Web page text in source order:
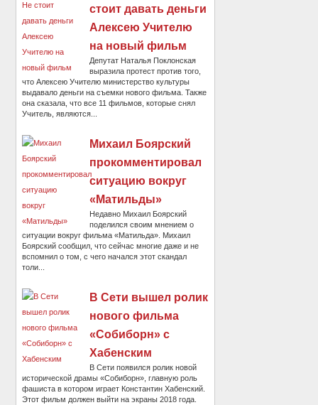
стоит давать деньги
Алексею Учителю
на новый фильм
Депутат Наталья Поклонская
выразила протест против того,
что Алексею Учителю министерство культуры
выдавало деньги на съемки нового фильма. Также
она сказала, что все 11 фильмов, которые снял
Учитель, являются...
Михаил Боярский
прокомментировал
ситуацию вокруг
«Матильды»
Недавно Михаил Боярский
поделился своим мнением о
ситуации вокруг фильма «Матильда». Михаил
Боярский сообщил, что сейчас многие даже и не
вспомнил о том, с чего начался этот скандал
толи...
В Сети вышел ролик
нового фильма
«Собиборн» с
Хабенским
В Сети появился ролик новой
исторической драмы «Собиборн», главную роль
фашиста в котором играет Константин Хабенский.
Этот фильм должен выйти на экраны 2018 года.